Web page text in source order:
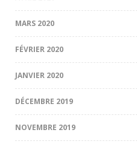
MARS 2020
FÉVRIER 2020
JANVIER 2020
DÉCEMBRE 2019
NOVEMBRE 2019